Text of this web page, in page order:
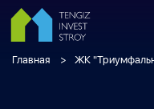
Главная ЖК